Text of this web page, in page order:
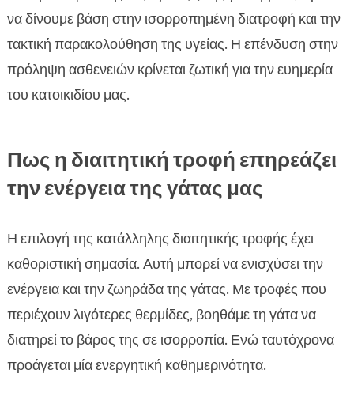
να δίνουμε βάση στην ισορροπημένη διατροφή και την
τακτική παρακολούθηση της υγείας. Η επένδυση στην
πρόληψη ασθενειών κρίνεται ζωτική για την ευημερία
του κατοικιδίου μας.
Πως η διαιτητική τροφή επηρεάζει
την ενέργεια της γάτας μας
Η επιλογή της κατάλληλης διαιτητικής τροφής έχει
καθοριστική σημασία. Αυτή μπορεί να ενισχύσει την
ενέργεια και την ζωηράδα της γάτας. Με τροφές που
περιέχουν λιγότερες θερμίδες, βοηθάμε τη γάτα να
διατηρεί το βάρος της σε ισορροπία. Ενώ ταυτόχρονα
προάγεται μία ενεργητική καθημερινότητα.